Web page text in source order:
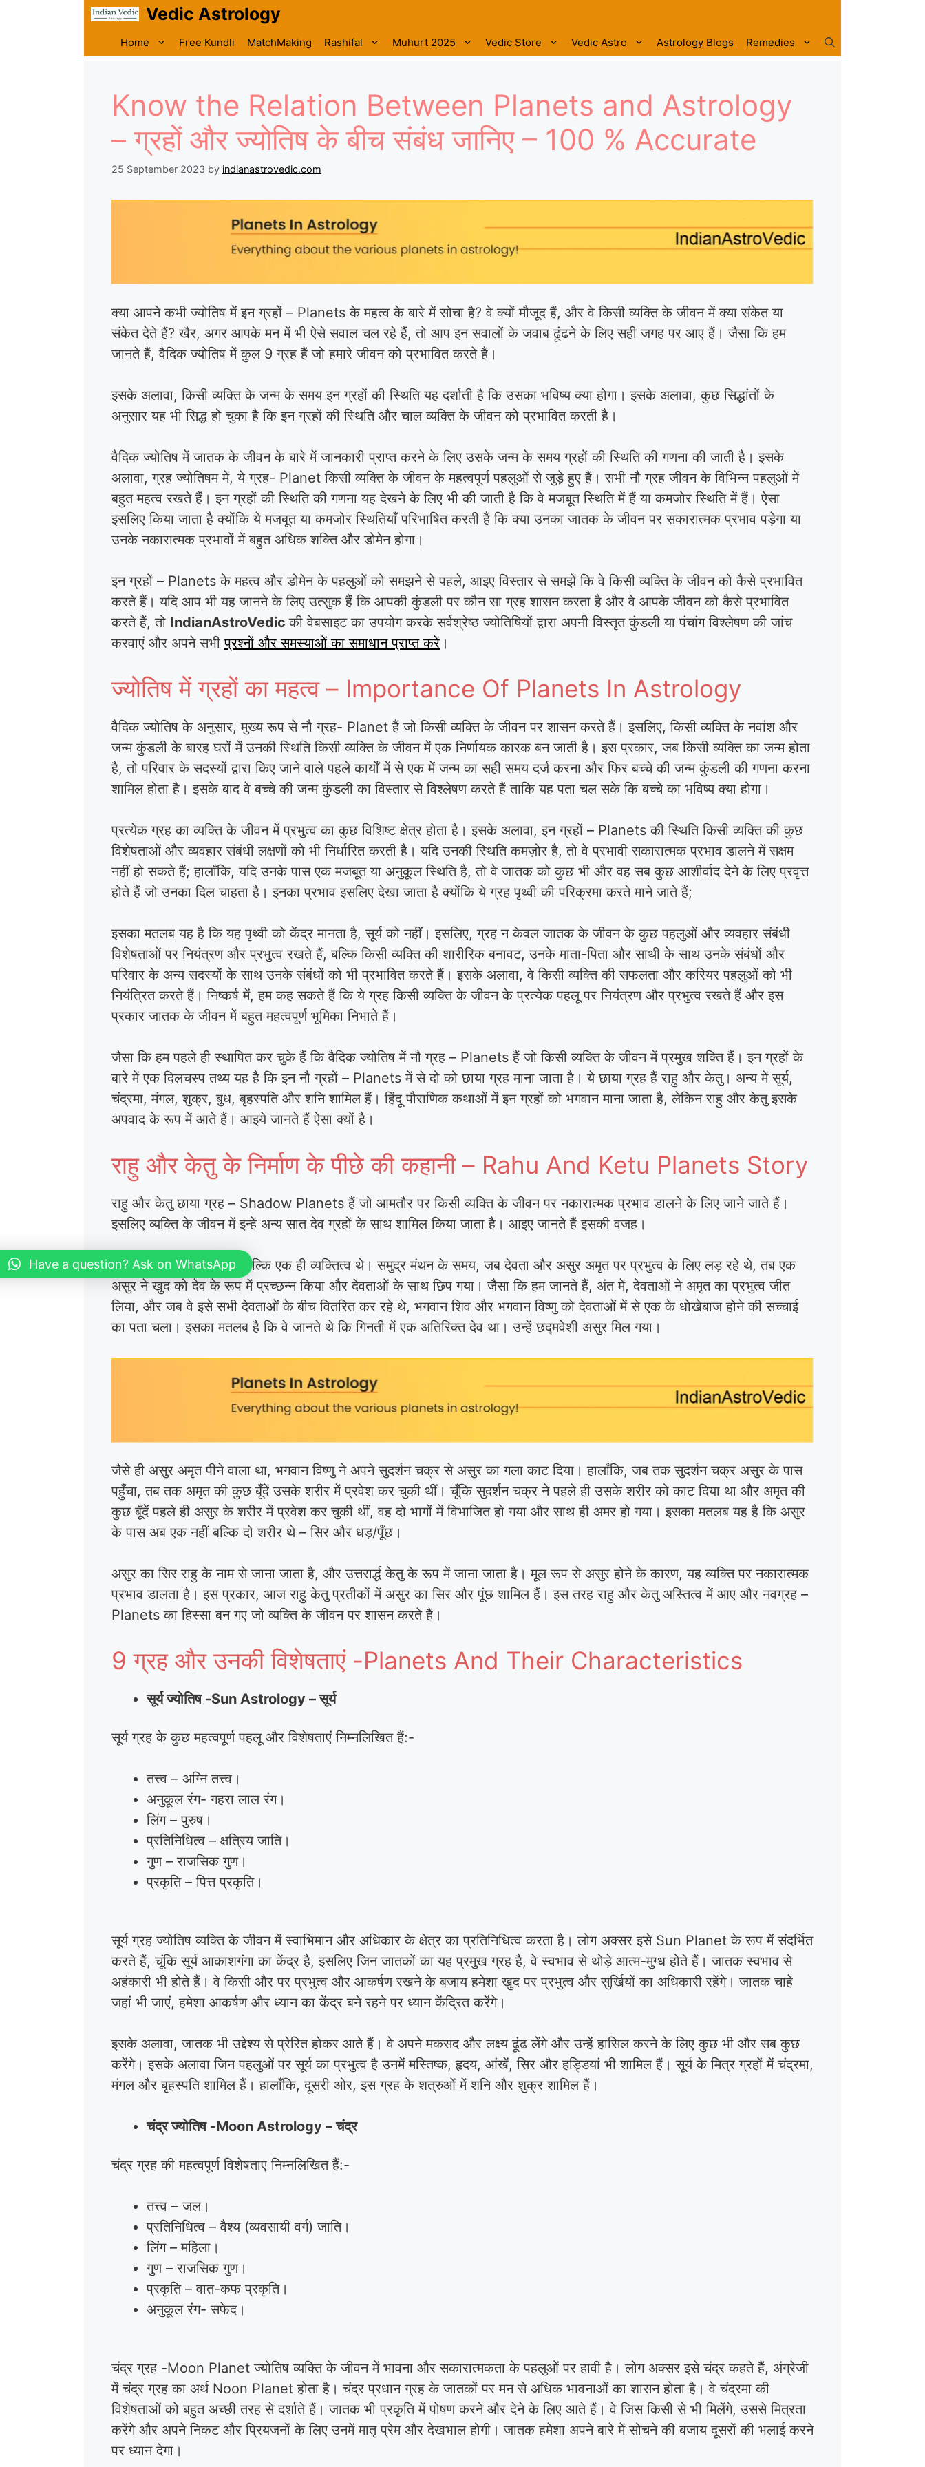
Vedic Astrology
Home Free Kundli MatchMaking Rashifal Muhurt 2025 Vedic Store Vedic Astro Astrology Blogs Remedies
Know the Relation Between Planets and Astrology
– ग्रहों और ज्योतिष के बीच संबंध जानिए – 100 % Accurate
25 September 2023 by indianastrovedic.com
क्या आपने कभी ज्योतिष में इन ग्रहों – Planets के महत्व के बारे में सोचा है? वे क्यों मौजूद हैं, और वे किसी व्यक्ति के जीवन में क्या संकेत या
संकेत देते हैं? खैर, अगर आपके मन में भी ऐसे सवाल चल रहे हैं, तो आप इन सवालों के जवाब ढूंढने के लिए सही जगह पर आए हैं। जैसा कि हम
जानते हैं, वैदिक ज्योतिष में कुल 9 ग्रह हैं जो हमारे जीवन को प्रभावित करते हैं।
इसके अलावा, किसी व्यक्ति के जन्म के समय इन ग्रहों की स्थिति यह दर्शाती है कि उसका भविष्य क्या होगा। इसके अलावा, कुछ सिद्धांतों के
अनुसार यह भी सिद्ध हो चुका है कि इन ग्रहों की स्थिति और चाल व्यक्ति के जीवन को प्रभावित करती है।
वैदिक ज्योतिष में जातक के जीवन के बारे में जानकारी प्राप्त करने के लिए उसके जन्म के समय ग्रहों की स्थिति की गणना की जाती है। इसके
अलावा, ग्रह ज्योतिषम में, ये ग्रह- Planet किसी व्यक्ति के जीवन के महत्वपूर्ण पहलुओं से जुड़े हुए हैं। सभी नौ ग्रह जीवन के विभिन्न पहलुओं में
बहुत महत्व रखते हैं। इन ग्रहों की स्थिति की गणना यह देखने के लिए भी की जाती है कि वे मजबूत स्थिति में हैं या कमजोर स्थिति में हैं। ऐसा
इसलिए किया जाता है क्योंकि ये मजबूत या कमजोर स्थितियाँ परिभाषित करती हैं कि क्या उनका जातक के जीवन पर सकारात्मक प्रभाव पड़ेगा या
उनके नकारात्मक प्रभावों में बहुत अधिक शक्ति और डोमेन होगा।
इन ग्रहों – Planets के महत्व और डोमेन के पहलुओं को समझने से पहले, आइए विस्तार से समझें कि वे किसी व्यक्ति के जीवन को कैसे प्रभावित
करते हैं। यदि आप भी यह जानने के लिए उत्सुक हैं कि आपकी कुंडली पर कौन सा ग्रह शासन करता है और वे आपके जीवन को कैसे प्रभावित
करते हैं, तो IndianAstroVedicकी वेबसाइट का उपयोग करके सर्वश्रेष्ठ ज्योतिषियों द्वारा अपनी विस्तृत कुंडली या पंचांग विश्लेषण की जांच
करवाएं और अपने सभीप्रश्नों और समस्याओं का समाधान प्राप्त करें ।
ज्योतिष में ग्रहों का महत्व – Importance Of Planets In Astrology
वैदिक ज्योतिष के अनुसार, मुख्य रूप से नौ ग्रह- Planet हैं जो किसी व्यक्ति के जीवन पर शासन करते हैं। इसलिए, किसी व्यक्ति के नवांश और
जन्म कुंडली के बारह घरों में उनकी स्थिति किसी व्यक्ति के जीवन में एक निर्णायक कारक बन जाती है। इस प्रकार, जब किसी व्यक्ति का जन्म होता
है, तो परिवार के सदस्यों द्वारा किए जाने वाले पहले कार्यों में से एक में जन्म का सही समय दर्ज करना और फिर बच्चे की जन्म कुंडली की गणना करना
शामिल होता है। इसके बाद वे बच्चे की जन्म कुंडली का विस्तार से विश्लेषण करते हैं ताकि यह पता चल सके कि बच्चे का भविष्य क्या होगा।
प्रत्येक ग्रह का व्यक्ति के जीवन में प्रभुत्व का कुछ विशिष्ट क्षेत्र होता है। इसके अलावा, इन ग्रहों – Planets की स्थिति किसी व्यक्ति की कुछ
विशेषताओं और व्यवहार संबंधी लक्षणों को भी निर्धारित करती है। यदि उनकी स्थिति कमज़ोर है, तो वे प्रभावी सकारात्मक प्रभाव डालने में सक्षम
नहीं हो सकते हैं; हालाँकि, यदि उनके पास एक मजबूत या अनुकूल स्थिति है, तो वे जातक को कुछ भी और वह सब कुछ आशीर्वाद देने के लिए प्रवृत्त
होते हैं जो उनका दिल चाहता है। इनका प्रभाव इसलिए देखा जाता है क्योंकि ये ग्रह पृथ्वी की परिक्रमा करते माने जाते हैं;
इसका मतलब यह है कि यह पृथ्वी को केंद्र मानता है, सूर्य को नहीं। इसलिए, ग्रह न केवल जातक के जीवन के कुछ पहलुओं और व्यवहार संबंधी
विशेषताओं पर नियंत्रण और प्रभुत्व रखते हैं, बल्कि किसी व्यक्ति की शारीरिक बनावट, उनके माता-पिता और साथी के साथ उनके संबंधों और
परिवार के अन्य सदस्यों के साथ उनके संबंधों को भी प्रभावित करते हैं। इसके अलावा, वे किसी व्यक्ति की सफलता और करियर पहलुओं को भी
नियंत्रित करते हैं। निष्कर्ष में, हम कह सकते हैं कि ये ग्रह किसी व्यक्ति के जीवन के प्रत्येक पहलू पर नियंत्रण और प्रभुत्व रखते हैं और इस
प्रकार जातक के जीवन में बहुत महत्वपूर्ण भूमिका निभाते हैं।
जैसा कि हम पहले ही स्थापित कर चुके हैं कि वैदिक ज्योतिष में नौ ग्रह – Planets हैं जो किसी व्यक्ति के जीवन में प्रमुख शक्ति हैं। इन ग्रहों के
बारे में एक दिलचस्प तथ्य यह है कि इन नौ ग्रहों – Planets में से दो को छाया ग्रह माना जाता है। ये छाया ग्रह हैं राहु और केतु। अन्य में सूर्य,
चंद्रमा, मंगल, शुक्र, बुध, बृहस्पति और शनि शामिल हैं। हिंदू पौराणिक कथाओं में इन ग्रहों को भगवान माना जाता है, लेकिन राहु और केतु इसके
अपवाद के रूप में आते हैं। आइये जानते हैं ऐसा क्यों है।
राहु और केतु के निर्माण के पीछे की कहानी – Rahu And Ketu Planets Story
राहु और केतु छाया ग्रह – Shadow Planets हैं जो आमतौर पर किसी व्यक्ति के जीवन पर नकारात्मक प्रभाव डालने के लिए जाने जाते हैं।
इसलिए व्यक्ति के जीवन में इन्हें अन्य सात देव ग्रहों के साथ शामिल किया जाता है। आइए जानते हैं इसकी वजह।
राहु और केतु मूलतः दो नहीं बल्कि एक ही व्यक्तित्व थे। समुद्र मंथन के समय, जब देवता और असुर अमृत पर प्रभुत्व के लिए लड़ रहे थे, तब एक
असुर ने खुद को देव के रूप में प्रच्छन्न किया और देवताओं के साथ छिप गया। जैसा कि हम जानते हैं, अंत में, देवताओं ने अमृत का प्रभुत्व जीत
लिया, और जब वे इसे सभी देवताओं के बीच वितरित कर रहे थे, भगवान शिव और भगवान विष्णु को देवताओं में से एक के धोखेबाज होने की सच्चाई
का पता चला। इसका मतलब है कि वे जानते थे कि गिनती में एक अतिरिक्त देव था। उन्हें छद्मवेशी असुर मिल गया।
जैसे ही असुर अमृत पीने वाला था, भगवान विष्णु ने अपने सुदर्शन चक्र से असुर का गला काट दिया। हालाँकि, जब तक सुदर्शन चक्र असुर के पास
पहुँचा, तब तक अमृत की कुछ बूँदें उसके शरीर में प्रवेश कर चुकी थीं। चूँकि सुदर्शन चक्र ने पहले ही उसके शरीर को काट दिया था और अमृत की
कुछ बूँदें पहले ही असुर के शरीर में प्रवेश कर चुकी थीं, वह दो भागों में विभाजित हो गया और साथ ही अमर हो गया। इसका मतलब यह है कि असुर
के पास अब एक नहीं बल्कि दो शरीर थे – सिर और धड़/पूँछ।
असुर का सिर राहु के नाम से जाना जाता है, और उत्तरार्द्ध केतु के रूप में जाना जाता है। मूल रूप से असुर होने के कारण, यह व्यक्ति पर नकारात्मक
प्रभाव डालता है। इस प्रकार, आज राहु केतु प्रतीकों में असुर का सिर और पूंछ शामिल हैं। इस तरह राहु और केतु अस्तित्व में आए और नवग्रह –
Planets का हिस्सा बन गए जो व्यक्ति के जीवन पर शासन करते हैं।
9 ग्रह और उनकी विशेषताएं -Planets And Their Characteristics
सूर्य ज्योतिष -Sun Astrology – सूर्य
सूर्य ग्रह के कुछ महत्वपूर्ण पहलू और विशेषताएं निम्नलिखित हैं:-
तत्त्व – अग्नि तत्त्व।
अनुकूल रंग- गहरा लाल रंग।
लिंग – पुरुष।
प्रतिनिधित्व – क्षत्रिय जाति।
गुण – राजसिक गुण।
प्रकृति – पित्त प्रकृति।
सूर्य ग्रह ज्योतिष व्यक्ति के जीवन में स्वाभिमान और अधिकार के क्षेत्र का प्रतिनिधित्व करता है। लोग अक्सर इसे Sun Planet के रूप में संदर्भित
करते हैं, चूंकि सूर्य आकाशगंगा का केंद्र है, इसलिए जिन जातकों का यह प्रमुख ग्रह है, वे स्वभाव से थोड़े आत्म-मुग्ध होते हैं। जातक स्वभाव से
अहंकारी भी होते हैं। वे किसी और पर प्रभुत्व और आकर्षण रखने के बजाय हमेशा खुद पर प्रभुत्व और सुर्खियों का अधिकारी रहेंगे। जातक चाहे
जहां भी जाएं, हमेशा आकर्षण और ध्यान का केंद्र बने रहने पर ध्यान केंद्रित करेंगे।
इसके अलावा, जातक भी उद्देश्य से प्रेरित होकर आते हैं। वे अपने मकसद और लक्ष्य ढूंढ लेंगे और उन्हें हासिल करने के लिए कुछ भी और सब कुछ
करेंगे। इसके अलावा जिन पहलुओं पर सूर्य का प्रभुत्व है उनमें मस्तिष्क, हृदय, आंखें, सिर और हड्डियां भी शामिल हैं। सूर्य के मित्र ग्रहों में चंद्रमा,
मंगल और बृहस्पति शामिल हैं। हालाँकि, दूसरी ओर, इस ग्रह के शत्रुओं में शनि और शुक्र शामिल हैं।
चंद्र ज्योतिष -Moon Astrology – चंद्र
चंद्र ग्रह की महत्वपूर्ण विशेषताए निम्नलिखित हैं:-
तत्त्व – जल।
प्रतिनिधित्व – वैश्य (व्यवसायी वर्ग) जाति।
लिंग – महिला।
गुण – राजसिक गुण।
प्रकृति – वात-कफ प्रकृति।
अनुकूल रंग- सफेद।
चंद्र ग्रह -Moon Planet ज्योतिष व्यक्ति के जीवन में भावना और सकारात्मकता के पहलुओं पर हावी है। लोग अक्सर इसे चंद्र कहते हैं, अंग्रेजी
में चंद्र ग्रह का अर्थ Noon Planet होता है। चंद्र प्रधान ग्रह के जातकों पर मन से अधिक भावनाओं का शासन होता है। वे चंद्रमा की
विशेषताओं को बहुत अच्छी तरह से दर्शाते हैं। जातक भी प्रकृति में पोषण करने और देने के लिए आते हैं। वे जिस किसी से भी मिलेंगे, उससे मित्रता
करेंगे और अपने निकट और प्रियजनों के लिए उनमें मातृ प्रेम और देखभाल होगी। जातक हमेशा अपने बारे में सोचने की बजाय दूसरों की भलाई करने
पर ध्यान देगा।
Have a question? Ask on WhatsApp